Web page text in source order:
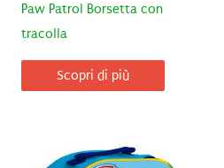
Paw Patrol Borsetta con
tracolla
Scopri di più